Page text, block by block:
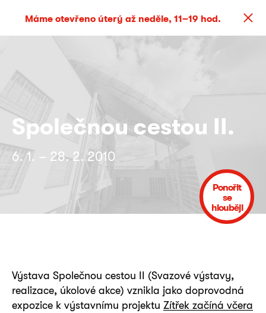
Máme otevřeno úterý až neděle, 11–19 hod.
Společnou cestou II.
6. 1. – 28. 2. 2010
Ponořit
se
hlouběji
Výstava Společnou cestou II (Svazové výstavy,
realizace, úkolové akce) vznikla jako doprovodná
expozice k výstavnímu projektu Zítřek začíná včera